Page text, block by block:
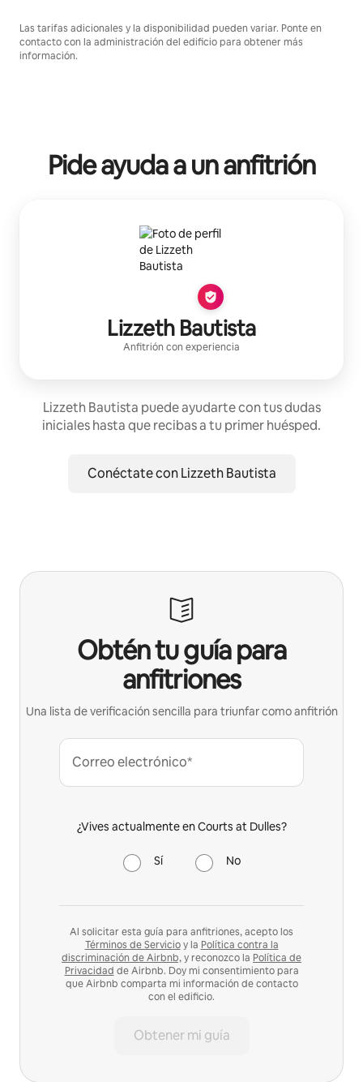
Las tarifas adicionales y la disponibilidad pueden variar. Ponte en
contacto con la administración del edificio para obtener más
información.
Pide ayuda a un anfitrión
Lizzeth Bautista
Anfitrión con experiencia
Lizzeth Bautista puede ayudarte con tus dudas
iniciales hasta que recibas a tu primer huésped.
Conéctate con Lizzeth Bautista
Obtén tu guía para
anfitriones
Una lista de verificación sencilla para triunfar como anfitrión
Correo electrónico*
¿Vives actualmente en Courts at Dulles?
Sí No
Al solicitar esta guía para anfitriones, acepto los
Términos de Servicioy la Política contra la
discriminación de Airbnb,y reconozco la Política de
Privacidad de Airbnb. Doy mi consentimiento para
que Airbnb comparta mi información de contacto
con el edificio.
Obtener mi guía